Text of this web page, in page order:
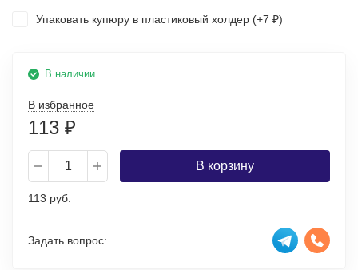
Упаковать купюру в пластиковый холдер (+7 ₽)
В наличии
В избранное
113 ₽
В корзину
113 руб.
Задать вопрос: